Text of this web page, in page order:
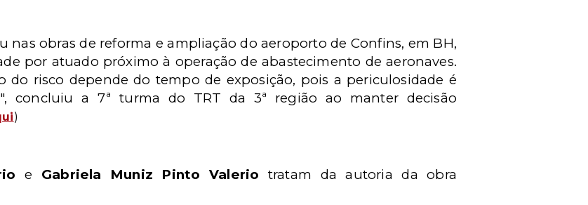
obras de reforma e ampliação do aeroporto de Confins, em BH,
por atuado próximo à operação de abastecimento de aeronaves.
do risco depende do tempo de exposição, pois a periculosidade é
concluiu a 7ª turma do TRT da 3ª região ao manter decisão
)
e Gabriela Muniz Pinto Valerio tratam da autoria da obra